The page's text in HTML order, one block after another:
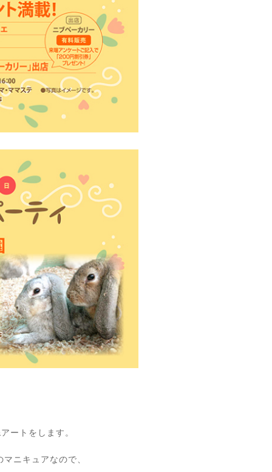
ートをします。
ニキュアなので、